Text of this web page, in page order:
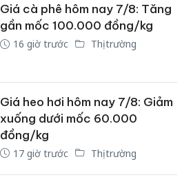
Giá cà phê hôm nay 7/8: Tăng
gần mốc 100.000 đồng/kg
16 giờ trước Thị trường
Giá heo hơi hôm nay 7/8: Giảm
xuống dưới mốc 60.000
đồng/kg
17 giờ trước Thị trường